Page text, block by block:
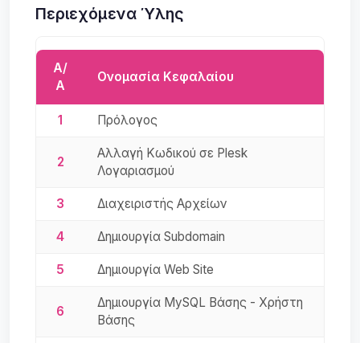
Περιεχόμενα Ύλης
Α/
Α
Ονομασία Κεφαλαίου
1 Πρόλογος
2
Αλλαγή Κωδικού σε Plesk
Λογαριασμού
3 Διαχειριστής Αρχείων
4 Δημιουργία Subdomain
5 Δημιουργία Web Site
6
Δημιουργία MySQL Βάσης - Χρήστη
Βάσης